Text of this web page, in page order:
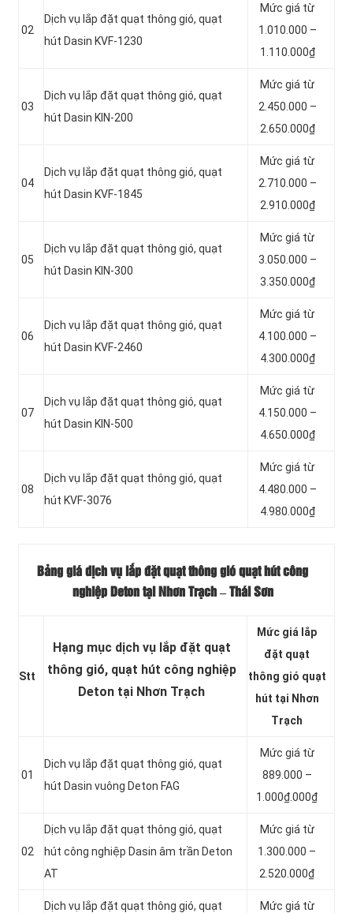
02
Dịch vụ lắp đặt quạt thông gió, quạt
hút Dasin KVF-1230
Mức giá từ
1.010.000 –
1.110.000₫
03
Dịch vụ lắp đặt quạt thông gió, quạt
hút Dasin KIN-200
Mức giá từ
2.450.000 –
2.650.000₫
04
Dịch vụ lắp đặt quạt thông gió, quạt
hút Dasin KVF-1845
Mức giá từ
2.710.000 –
2.910.000₫
05
Dịch vụ lắp đặt quạt thông gió, quạt
hút Dasin KIN-300
Mức giá từ
3.050.000 –
3.350.000₫
06
Dịch vụ lắp đặt quạt thông gió, quạt
hút Dasin KVF-2460
Mức giá từ
4.100.000 –
4.300.000₫
07
Dịch vụ lắp đặt quạt thông gió, quạt
hút Dasin KIN-500
Mức giá từ
4.150.000 –
4.650.000₫
08
Dịch vụ lắp đặt quạt thông gió, quạt
hút KVF-3076
Mức giá từ
4.480.000 –
4.980.000₫
Bảng giá dịch vụ lắp đặt quạt thông gió quạt hút công
nghiệp Deton tại Nhơn Trạch – Thái Sơn
Stt
Hạng mục dịch vụ lắp đặt quạt
thông gió, quạt hút công nghiệp
Deton tại Nhơn Trạch
Mức giá lắp
đặt quạt
thông gió quạt
hút tại Nhơn
Trạch
01
Dịch vụ lắp đặt quạt thông gió, quạt
hút Dasin vuông Deton FAG
Mức giá từ
889.000 –
1.000₫.000₫
02
Dịch vụ lắp đặt quạt thông gió, quạt
hút công nghiệp Dasin âm trần Deton
AT
Mức giá từ
1.300.000 –
2.520.000₫
Dịch vụ lắp đặt quạt thông gió, quạt
Mức giá từ